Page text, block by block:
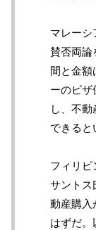
マレーシ
賛否両論
間と金額
ーのビザ
し、不
できると
フィリピ
サントス
動産購入
はずだ。